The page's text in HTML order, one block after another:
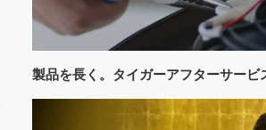
製品を長く。タイガーアフターサービ